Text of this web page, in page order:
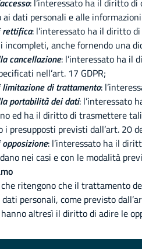
: l’interessato ha il diritto
ai dati personali e alle
rettifica: l’interessato ha il diritto
incompleti, anche fornendo una
cancellazione: l’interessato ha il
nell’art. 17 GDPR;
di trattamento:
portabilità dei dati: l’interessato
ed ha il diritto di trasmettere
i presupposti previsti dall’art. 20
: l’interessato ha il
nei casi e con le modalità
ritengono che il trattamento
personali, come previsto
altresì il diritto di adire le